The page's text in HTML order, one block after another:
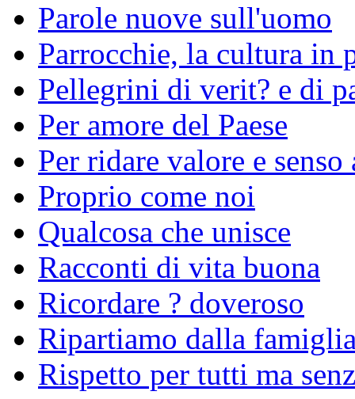
Parole nuove sull'uomo
Parrocchie, la cultura in
Pellegrini di verit? e di
Per amore del Paese
Per ridare valore e
Proprio come noi
Qualcosa che unisce
Racconti di vita buona
Ricordare ? doveroso
Ripartiamo dalla
Rispetto per tutti ma